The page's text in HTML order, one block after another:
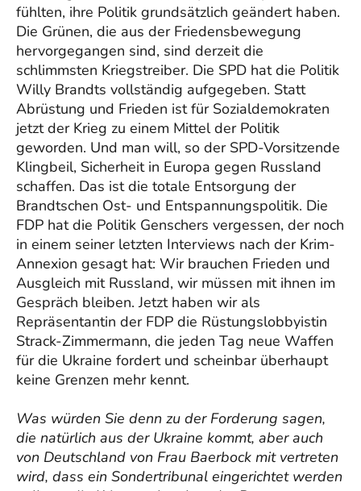
fühlten, ihre Politik grundsätzlich geändert haben.
Die Grünen, die aus der Friedensbewegung
hervorgegangen sind, sind derzeit die
schlimmsten Kriegstreiber. Die SPD hat die Politik
Willy Brandts vollständig aufgegeben. Statt
Abrüstung und Frieden ist für Sozialdemokraten
jetzt der Krieg zu einem Mittel der Politik
geworden. Und man will, so der SPD-Vorsitzende
Klingbeil, Sicherheit in Europa gegen Russland
schaffen. Das ist die totale Entsorgung der
Brandtschen Ost- und Entspannungspolitik. Die
FDP hat die Politik Genschers vergessen, der noch
in einem seiner letzten Interviews nach der Krim-
Annexion gesagt hat: Wir brauchen Frieden und
Ausgleich mit Russland, wir müssen mit ihnen im
Gespräch bleiben. Jetzt haben wir als
Repräsentantin der FDP die Rüstungslobbyistin
Strack-Zimmermann, die jeden Tag neue Waffen
für die Ukraine fordert und scheinbar überhaupt
keine Grenzen mehr kennt.
Was würden Sie denn zu der Forderung sagen,
die natürlich aus der Ukraine kommt, aber auch
von Deutschland von Frau Baerbock mit vertreten
wird, dass ein Sondertribunal eingerichtet werden